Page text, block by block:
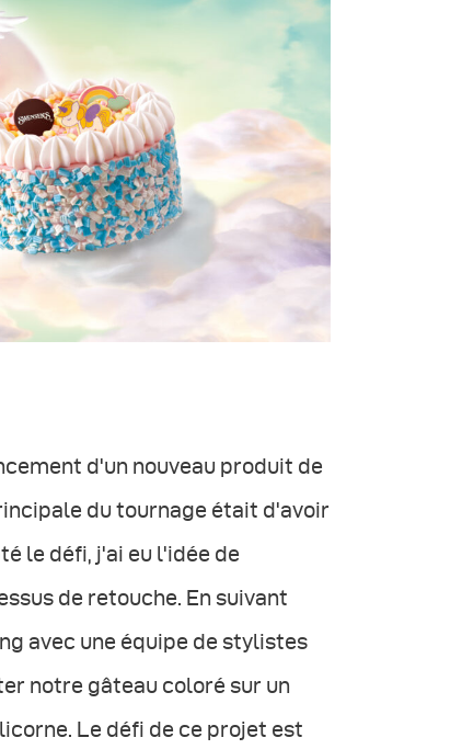
d'un nouveau produit de
du tournage était d'avoir
le défi, j'ai eu l'idée de
de retouche. En suivant
avec une équipe de stylistes
notre gâteau coloré sur un
Le défi de ce projet est